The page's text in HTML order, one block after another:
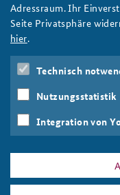
PRESSE
Adressraum. Ihr
Seite Privatsphäre
hier.
Technisch
Nutzungsstatistik
Integration von